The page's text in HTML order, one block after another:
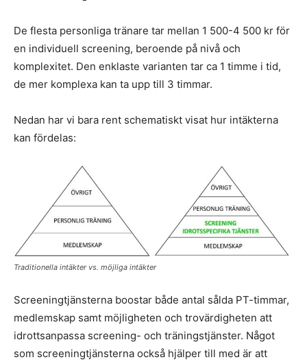
De flesta personliga tränare tar mellan 1 500-4 500 kr för
en individuell screening, beroende på nivå och
komplexitet. Den enklaste varianten tar ca 1 timme i tid,
de mer komplexa kan ta upp till 3 timmar.
Nedan har vi bara rent schematiskt visat hur intäkterna
kan fördelas:
Traditionella intäkter vs. möjliga intäkter
Screeningtjänsterna boostar både antal sålda PT-timmar,
medlemskap samt möjligheten och trovärdigheten att
idrottsanpassa screening- och träningstjänster. Något
som screeningtjänsterna också hjälper till med är att